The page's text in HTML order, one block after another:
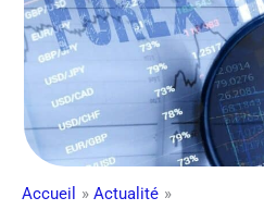
Accueil
Actualité